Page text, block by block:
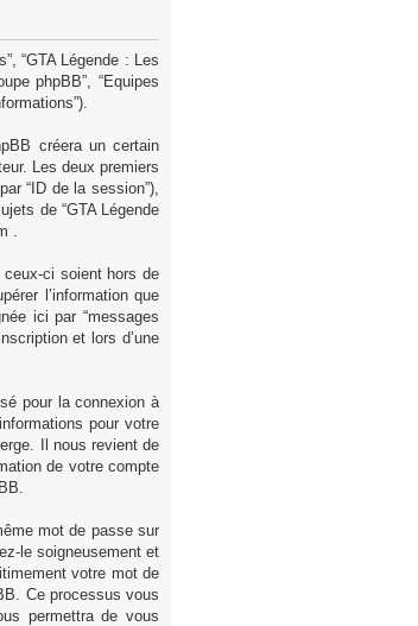
“GTA Légende : Les
phpBB”, “Equipes
créera un certain
Les deux premiers
“ID de la session”),
de “GTA Légende
.
ceux-ci soient hors de
l’information que
ici par “messages
et lors d’une
pour la connexion à
pour votre
Il nous revient de
de votre compte
mot de passe sur
le soigneusement et
votre mot de
Ce processus vous
permettra de vous